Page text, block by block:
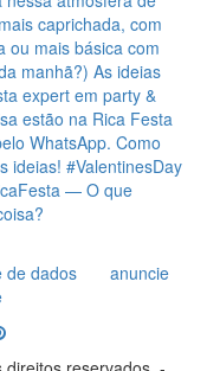
de dados
anuncie